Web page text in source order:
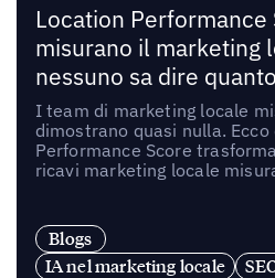
Location
misurano il marketing
nessuno sa dire
I team di marketing locale
dimostrano quasi nulla.
Performance Score
ricavi marketing locale
Blogs
IA nel marketing locale